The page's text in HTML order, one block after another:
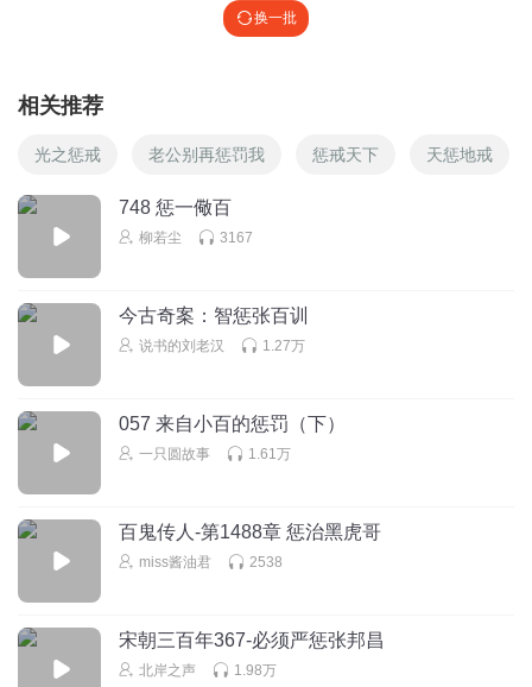
换一批
相关推荐
光之惩戒 老公别再惩罚我 惩戒天下 天惩地戒
748 惩一儆百
柳若尘 3167
今古奇案：智惩张百训
说书的刘老汉 1.27万
057 来自小百的惩罚（下）
一只圆故事 1.61万
百鬼传人-第1488章 惩治黑虎哥
miss酱油君 2538
宋朝三百年367-必须严惩张邦昌
北岸之声 1.98万